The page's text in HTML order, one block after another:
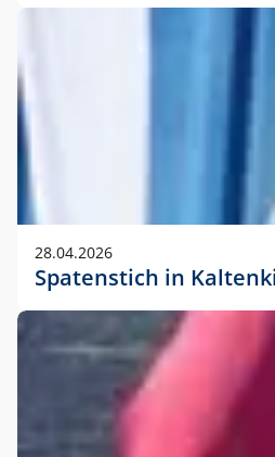
28.04.2026
Spatenstich in